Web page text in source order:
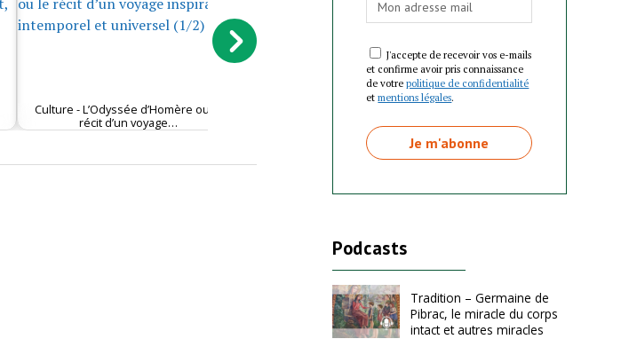
Culture - L’Odyssée d’Homère ou le
récit d’un voyage…
antique face au…
J'accepte de recevoir vos e-mails
et confirme avoir pris connaissance
de votrepolitique de confidentialité
etmentions légales.
Podcasts
Tradition – Germaine de
Pibrac, le miracle du corps
intact et autres miracles